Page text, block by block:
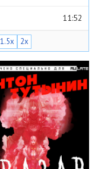
11:52
13:00
11:28
10:15
09:25
09:13
1.5x 2x